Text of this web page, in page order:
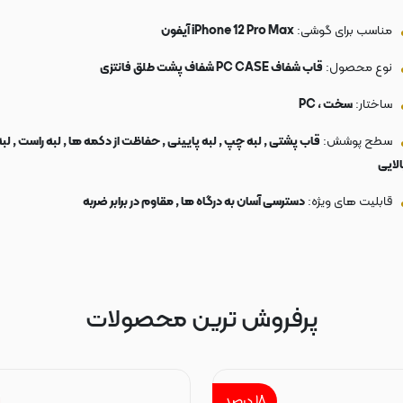
مناسب برای گوشی:iPhone 12 Pro Max آیفون
نوع محصول: قاب شفاف PC CASE شفاف پشت طلق فانتزی
ساختار:سخت ، PC
سطح پوشش: قاب پشتی , لبه چپ , لبه پایینی , حفاظت از دکمه ها , لبه راست ,
قابلیت های ویژه:دسترسی آسان به درگاه ها , مقاوم در برابر ضربه
پرفروش ترین محصولات